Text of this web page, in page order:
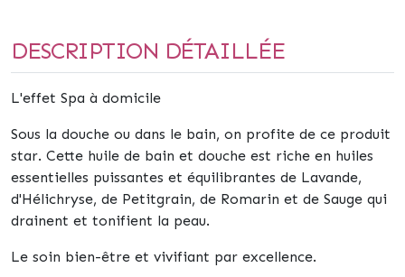
DESCRIPTION DÉTAILLÉE
L'effet Spa à domicile
Sous la douche ou dans le bain, on profite de ce produit
star. Cette huile de bain et douche est riche en huiles
essentielles puissantes et équilibrantes de Lavande,
d'Hélichryse, de Petitgrain, de Romarin et de Sauge qui
drainent et tonifient la peau.
Le soin bien-être et vivifiant par excellence.